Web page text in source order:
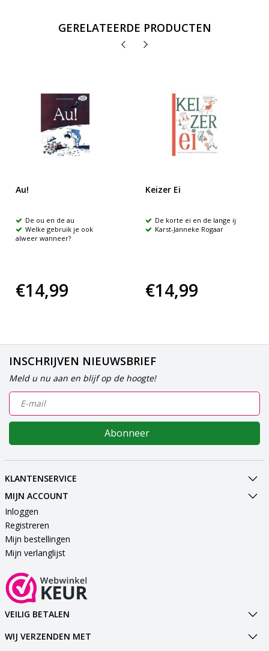
GERELATEERDE PRODUCTEN
Au!
De ou en de au
Welke gebruik je ook
alweer wanneer?
€14,99
Keizer Ei
De korte ei en de lange ij
Karst-Janneke Rogaar
€14,99
INSCHRIJVEN NIEUWSBRIEF
Meld u nu aan en blijf op de hoogte!
Abonneer
KLANTENSERVICE
MIJN ACCOUNT
Inloggen
Registreren
Mijn bestellingen
Mijn verlanglijst
VEILIG BETALEN
WIJ VERZENDEN MET